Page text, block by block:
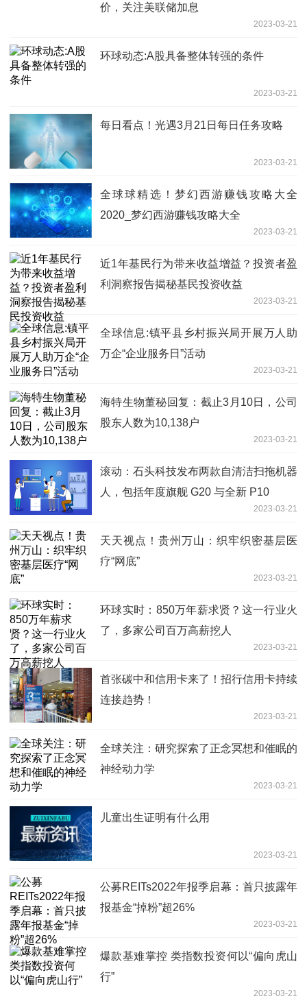
价，关注美联储加息
2023-03-21
环球动态:A股具备整体转强的条件
2023-03-21
每日看点！光遇3月21日每日任务攻略
2023-03-21
全球球精选！梦幻西游赚钱攻略大全
2020_梦幻西游赚钱攻略大全
2023-03-21
近1年基民行为带来收益增益？投资者盈
利洞察报告揭秘基民投资收益
2023-03-21
全球信息:镇平县乡村振兴局开展万人助
万企“企业服务日”活动
2023-03-21
海特生物董秘回复：截止3月10日，公司
股东人数为10,138户
2023-03-21
滚动：石头科技发布两款自清洁扫拖机器
人，包括年度旗舰 G20 与全新 P10
2023-03-21
天天视点！贵州万山：织牢织密基层医
疗“网底”
2023-03-21
环球实时：850万年薪求贤？这一行业火
了，多家公司百万高薪挖人
2023-03-21
首张碳中和信用卡来了！招行信用卡持续
连接趋势！
2023-03-21
全球关注：研究探索了正念冥想和催眠的
神经动力学
2023-03-21
儿童出生证明有什么用
2023-03-21
公募REITs2022年报季启幕：首只披露年
报基金“掉粉”超26%
2023-03-21
爆款基难掌控 类指数投资何以“偏向虎山
行”
2023-03-21